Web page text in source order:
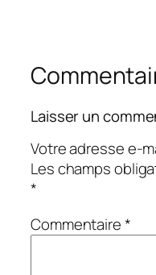
Laisser un
Votre adresse e-
Les champs
*
Commentaire*